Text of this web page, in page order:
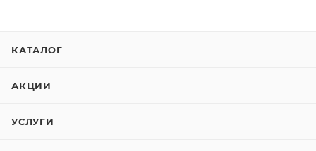
КАТАЛОГ
АКЦИИ
УСЛУГИ